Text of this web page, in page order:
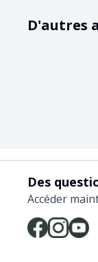
D'autres
Des
Accéder